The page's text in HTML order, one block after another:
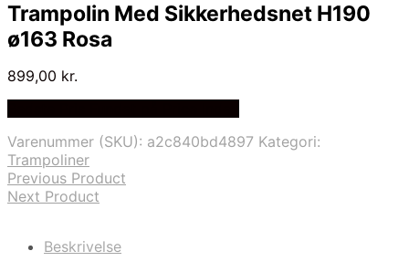
Trampolin Med Sikkerhedsnet H190
ø163 Rosa
899,00 kr.
Varenummer (SKU): a2c840bd4897 Kategori:
Trampoliner
Previous Product
Next Product
Beskrivelse